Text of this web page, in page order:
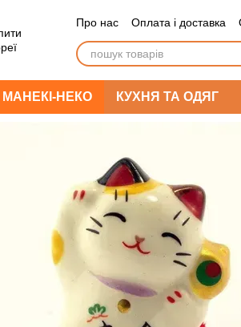
Про нас Оплата і доставка
МАНЕКІ-НЕКО КУХНЯ ТА ОДЯГ